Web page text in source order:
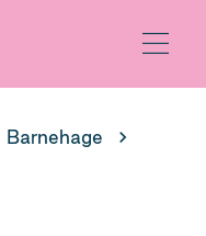
Meny
Barnehage